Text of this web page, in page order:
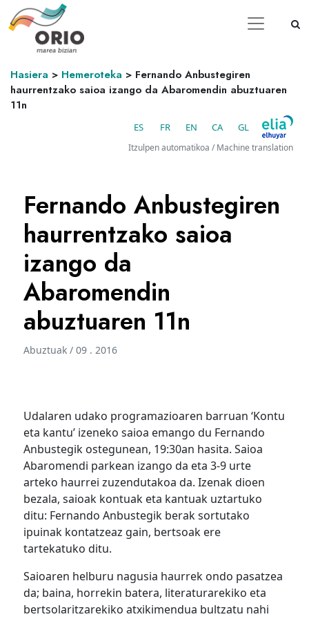
Hasiera > Hemeroteka > Fernando Anbustegiren
haurrentzako saioa izango da Abaromendin abuztuaren
11n
ES FR EN CA GL
Itzulpen automatikoa / Machine translation
Fernando Anbustegiren
haurrentzako saioa
izango da
Abaromendin
abuztuaren 11n
Abuztuak / 09 . 2016
Udalaren udako programazioaren barruan ‘Kontu
eta kantu’ izeneko saioa emango du Fernando
Anbustegik ostegunean, 19:30an hasita. Saioa
Abaromendi parkean izango da eta 3-9 urte
arteko haurrei zuzendutakoa da. Izenak dioen
bezala, saioak kontuak eta kantuak uztartuko
ditu: Fernando Anbustegik berak sortutako
ipuinak kontatzeaz gain, bertsoak ere
tartekatuko ditu.
Saioaren helburu nagusia haurrek ondo pasatzea
da; baina, horrekin batera, literaturarekiko eta
bertsolaritzarekiko atxikimendua bultzatu nahi